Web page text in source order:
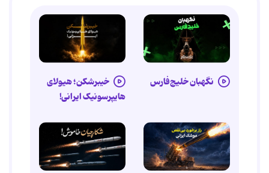
نگهبان خلیج‌فارس
خیبرشکن؛ هیولای
هایپرسونیک ایرانی!